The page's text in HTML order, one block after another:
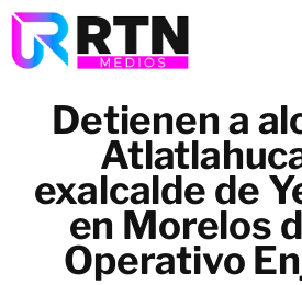
Detienen a
exalcalde de
en Morelos
Operativo